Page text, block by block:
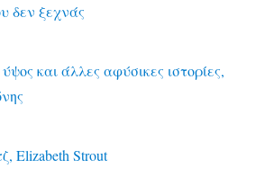
δεν ξεχνάς
ύψος και άλλες αφύσικες ιστορίες,
Elizabeth Strout